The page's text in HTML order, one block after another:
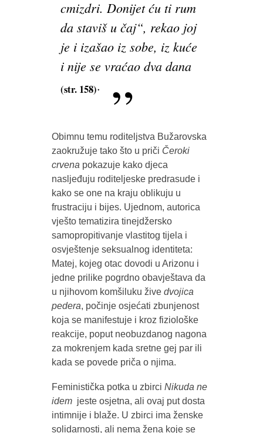
cmizdri. Donijet ću ti rum
da staviš u čaj“, rekao joj
je i izašao iz sobe, iz kuće
i nije se vraćao dva dana
(str. 158).
Obimnu temu roditeljstva Bužarovska
zaokružuje tako što u priči Čeroki
crvena pokazuje kako djeca
nasljeđuju roditeljeske predrasude i
kako se one na kraju oblikuju u
frustraciju i bijes. Ujednom, autorica
vješto tematizira tinejdžersko
samopropitivanje vlastitog tijela i
osvještenje seksualnog identiteta:
Matej, kojeg otac dovodi u Arizonu i
jedne prilike pogrdno obavještava da
u njihovom komšiluku žive dvojica
pedera, počinje osjećati zbunjenost
koja se manifestuje i kroz fiziološke
reakcije, poput neobuzdanog nagona
za mokrenjem kada sretne gej par ili
kada se povede priča o njima.
Feministička potka u zbirci Nikuda ne
idemjeste osjetna, ali ovaj put dosta
intimnije i blaže. U zbirci ima ženske
solidarnosti, ali nema žena koje se